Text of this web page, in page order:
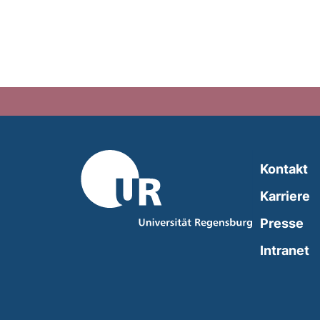
Kontakt
Karriere
Presse
Intranet